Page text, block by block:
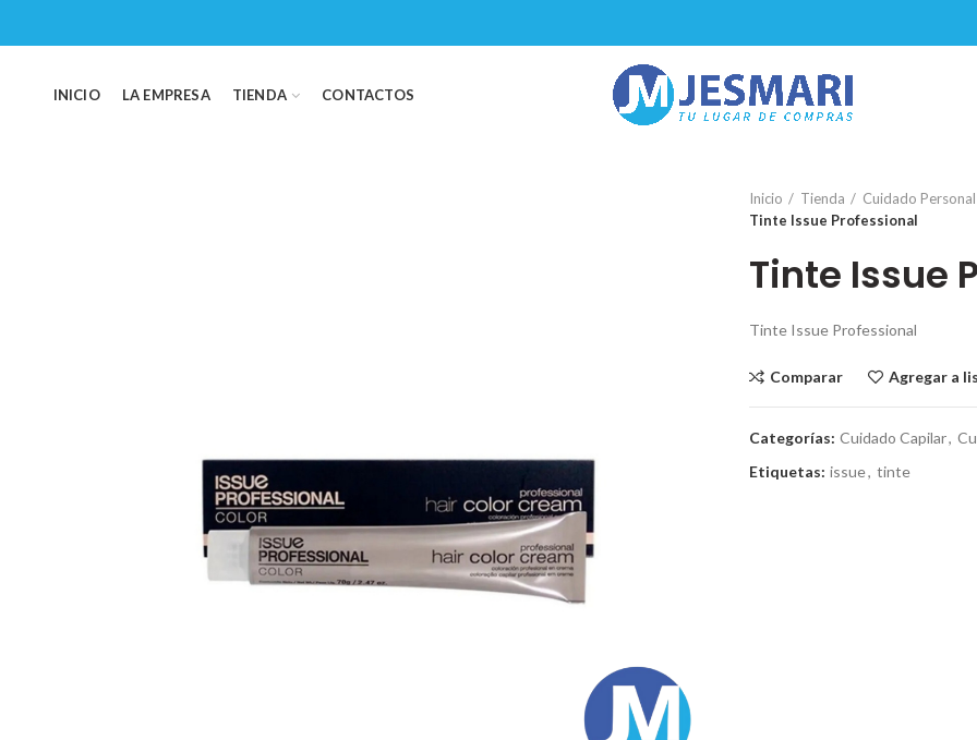
INICIO LA EMPRESA TIENDA CONTACTOS
Inicio Tienda
Cuidado
Tinte Issue Professional
Tinte Issue
Tinte Issue Professional
Comparar Agregar a
Categorías: Cuidado Capilar,
Etiquetas: issue, tinte